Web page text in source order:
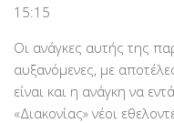
Φιλοξενία Κατ
Συνεργαζόμενοι
Εκδηλώσεις
15:15
Οι ανάγκες αυτής της
αυξανόμενες, με
είναι και η ανάγκη να
«Διακονίας» νέοι